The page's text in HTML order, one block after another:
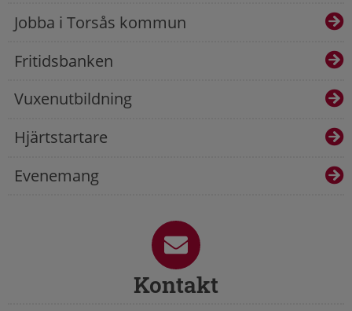
Jobba i Torsås kommun
Fritidsbanken
Vuxenutbildning
Hjärtstartare
Evenemang
Kontakt